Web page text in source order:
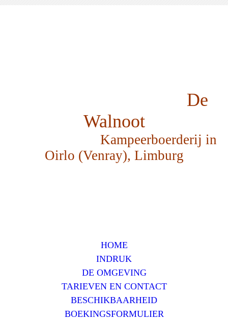
De
Walnoot
Kampeerboerderij in
Oirlo (Venray), Limburg
HOME
INDRUK
DE OMGEVING
TARIEVEN EN CONTACT
BESCHIKBAARHEID
BOEKINGSFORMULIER